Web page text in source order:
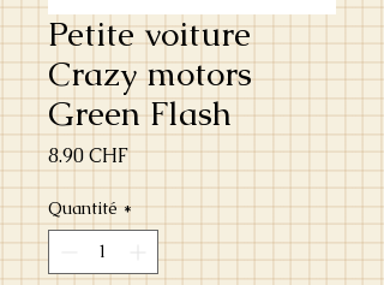
Petite voiture
Crazy motors
Green Flash
8.90 CHFPrix
Quantité *